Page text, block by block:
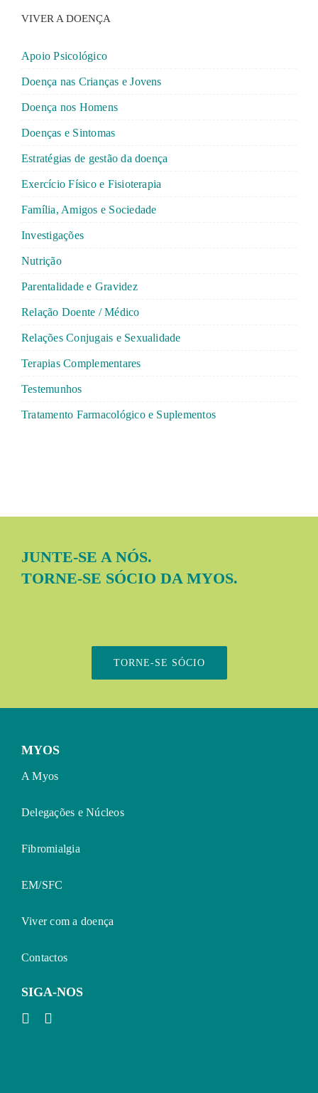
VIVER A DOENÇA
Apoio Psicológico
Doença nas Crianças e Jovens
Doença nos Homens
Doenças e Sintomas
Estratégias de gestão da doença
Exercício Físico e Fisioterapia
Família, Amigos e Sociedade
Investigações
Nutrição
Parentalidade e Gravidez
Relação Doente / Médico
Relações Conjugais e Sexualidade
Terapias Complementares
Testemunhos
Tratamento Farmacológico e Suplementos
JUNTE-SE A NÓS.
TORNE-SE SÓCIO DA MYOS.
TORNE-SE SÓCIO
MYOS
A Myos
Delegações e Núcleos
Fibromialgia
EM/SFC
Viver com a doença
Contactos
SIGA-NOS